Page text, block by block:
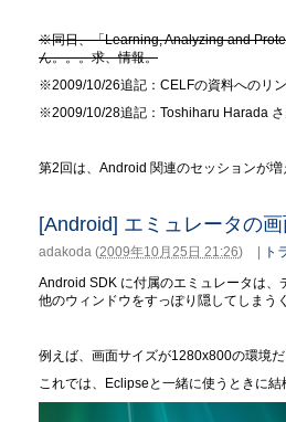
※同日、「Learning, Analyzing and
ん。。。求、情報。
※2009/10/26追記：CELFの資料へのリ
※2009/10/28追記： Toshiharu Harada
第2回は、Android 関連のセッションが増
[Android] エミュレータの
adakoda (2009年10月25日 21:26) ト
Android SDK に付属のエミュレータは
他のウィンドウをすっぽり隠してしまう
例えば、画面サイズが1280x800の環境
これでは、Eclipseと一緒に使うときに結